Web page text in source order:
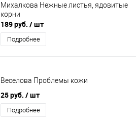
Михалкова Нежные листья, ядовитые
корни
189 руб. / шт
Подробнее
Веселова Проблемы кожи
25 руб. / шт
Подробнее